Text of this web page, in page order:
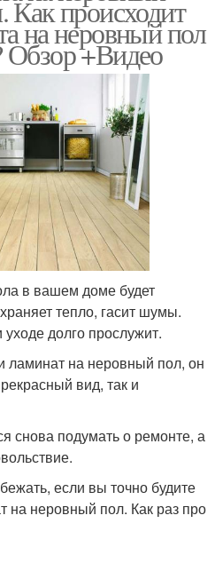
Как происходит
на неровный пол
Обзор +Видео
в вашем доме будет
тепло, гасит шумы.
долго прослужит.
на неровный пол, он
вид, так и
снова подумать о ремонте, а
если вы точно будите
на неровный пол. Как раз про